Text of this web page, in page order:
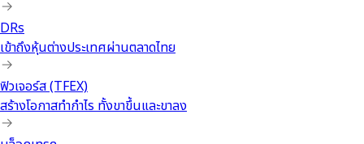
DRs
เข้าถึงหุ้นต่างประเทศผ่านตลาดไทย
ฟิวเจอร์ส (TFEX)
สร้างโอกาสทำกำไร ทั้งขาขึ้นและขาลง